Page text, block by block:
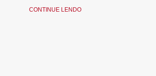
CONTINUE LENDO